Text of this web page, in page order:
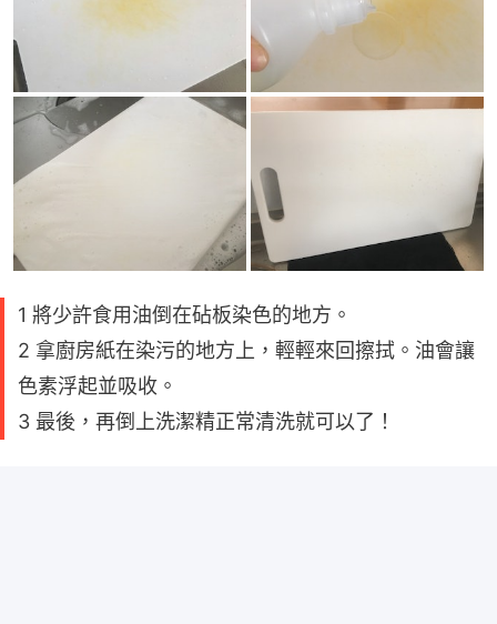
1 將少許食用油倒在砧板染色的地方。
2 拿廚房紙在染污的地方上，輕輕來回擦拭。油會讓
色素浮起並吸收。
3 最後，再倒上洗潔精正常清洗就可以了！